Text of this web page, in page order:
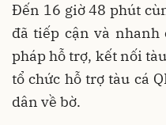
Đến 16 giờ 48 phút
đã tiếp cận và
pháp hỗ trợ, kết nối
tổ chức hỗ trợ tàu cá
dân về bờ.